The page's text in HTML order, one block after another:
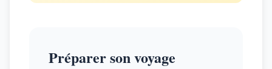
Préparer son voyage